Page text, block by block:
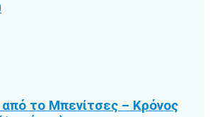
το Μπενίτσες – Κρόνος